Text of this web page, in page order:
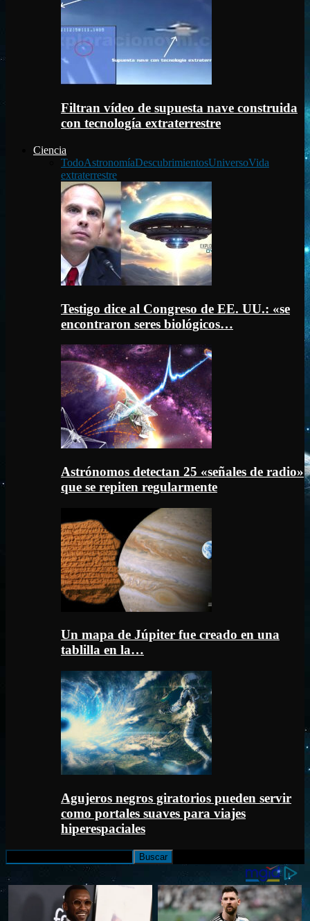
Filtran vídeo de supuesta nave construida
con tecnología extraterrestre
Ciencia
TodoAstronomíaDescubrimientosUniversoVida
extraterrestre
Testigo dice al Congreso de EE. UU.: «se
encontraron seres biológicos…
Astrónomos detectan 25 «señales de radio»
que se repiten regularmente
Un mapa de Júpiter fue creado en una
tablilla en la…
Agujeros negros giratorios pueden servir
como portales suaves para viajes
hiperespaciales